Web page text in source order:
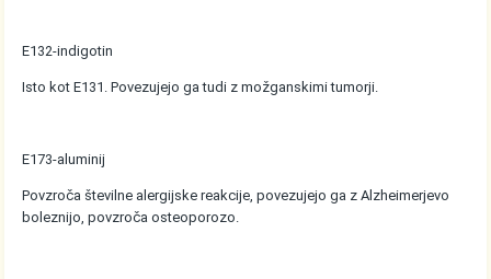
E132-indigotin
Isto kot E131. Povezujejo ga tudi z možganskimi tumorji.
E173-aluminij
Povzroča številne alergijske reakcije, povezujejo ga z Alzheimerjevo
boleznijo, povzroča osteoporozo.